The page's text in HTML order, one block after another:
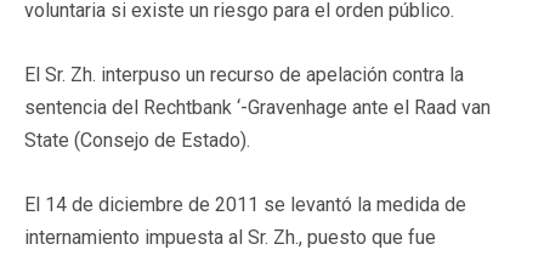
voluntaria si existe un riesgo para el orden público.
El Sr. Zh. interpuso un recurso de apelación contra la
sentencia del Rechtbank ‘-Gravenhage ante el Raad van
State (Consejo de Estado).
El 14 de diciembre de 2011 se levantó la medida de
internamiento impuesta al Sr. Zh., puesto que fue